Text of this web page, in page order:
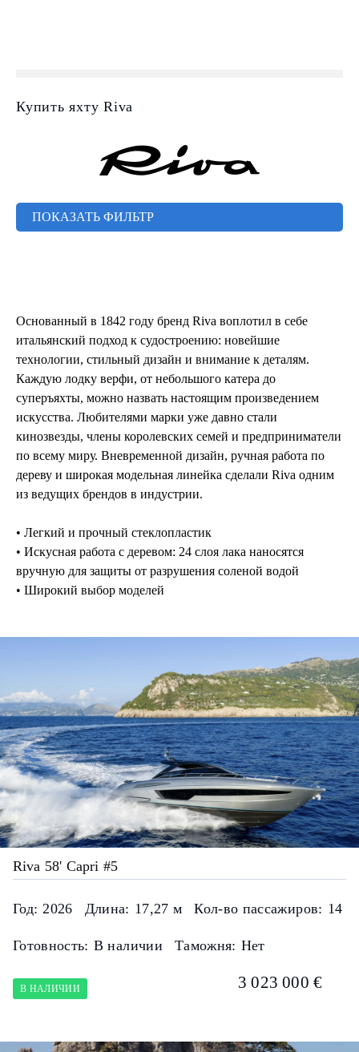
Купить яхту Riva
ПОКАЗАТЬ ФИЛЬТР
Основанный в 1842 году бренд Riva воплотил в себе
итальянский подход к судостроению: новейшие
технологии, стильный дизайн и внимание к деталям.
Каждую лодку верфи, от небольшого катера до
суперъяхты, можно назвать настоящим произведением
искусства. Любителями марки уже давно стали
кинозвезды, члены королевских семей и предприниматели
по всему миру. Вневременной дизайн, ручная работа по
дереву и широкая модельная линейка сделали Riva одним
из ведущих брендов в индустрии.
• Легкий и прочный стеклопластик
• Искусная работа с деревом: 24 слоя лака наносятся
вручную для защиты от разрушения соленой водой
• Широкий выбор моделей
Riva 58' Capri #5
Год: 2026 Длина: 17,27 м Кол-во пассажиров: 14
Готовность: В наличии Таможня: Нет
В НАЛИЧИИ 3 023 000 €